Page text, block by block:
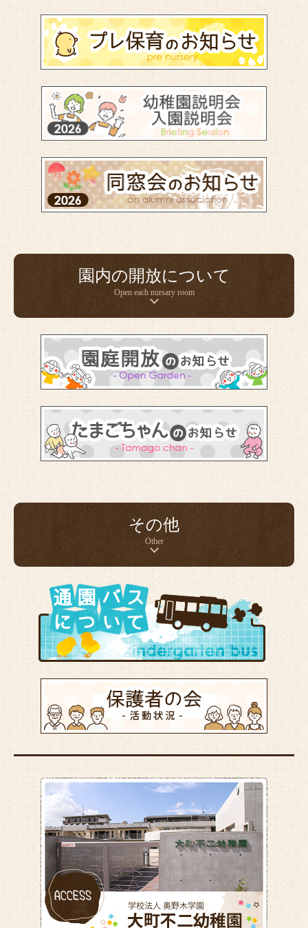
園内の開放について
Open each nursary room
その他
Other